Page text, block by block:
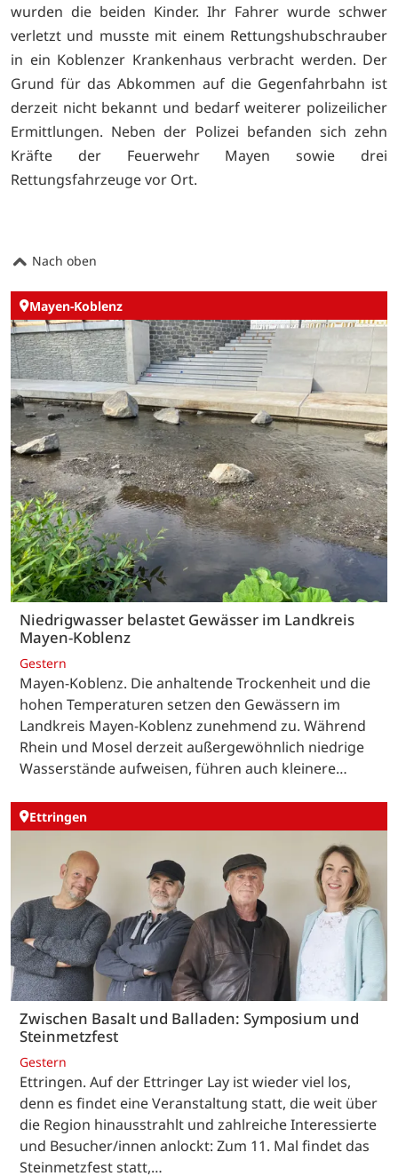
wurden die beiden Kinder. Ihr Fahrer wurde schwer
verletzt und musste mit einem Rettungshubschrauber
in ein Koblenzer Krankenhaus verbracht werden. Der
Grund für das Abkommen auf die Gegenfahrbahn ist
derzeit nicht bekannt und bedarf weiterer polizeilicher
Ermittlungen. Neben der Polizei befanden sich zehn
Kräfte der Feuerwehr Mayen sowie drei
Rettungsfahrzeuge vor Ort.
Nach oben
Mayen-Koblenz
Niedrigwasser belastet Gewässer im Landkreis
Mayen-Koblenz
Gestern
Mayen-Koblenz. Die anhaltende Trockenheit und die
hohen Temperaturen setzen den Gewässern im
Landkreis Mayen-Koblenz zunehmend zu. Während
Rhein und Mosel derzeit außergewöhnlich niedrige
Wasserstände aufweisen, führen auch kleinere…
Ettringen
Zwischen Basalt und Balladen: Symposium und
Steinmetzfest
Gestern
Ettringen. Auf der Ettringer Lay ist wieder viel los,
denn es findet eine Veranstaltung statt, die weit über
die Region hinausstrahlt und zahlreiche Interessierte
und Besucher/innen anlockt: Zum 11. Mal findet das
Steinmetzfest statt,…